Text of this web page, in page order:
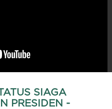
SIAGA
PRESIDEN -